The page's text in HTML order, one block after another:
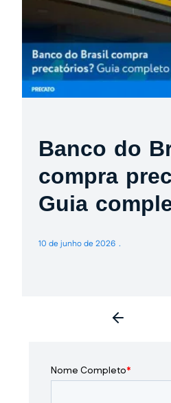
Banco do
compra
Guia
10 de junho de 2026